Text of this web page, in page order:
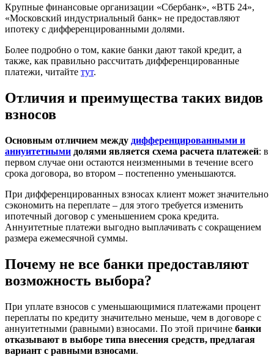
Крупные финансовые организации «Сбербанк», «ВТБ 24»,
«Московский индустриальный банк» не предоставляют
ипотеку с дифференцированными долями.
Более подробно о том, какие банки дают такой кредит, а
также, как правильно рассчитать дифференцированные
платежи, читайте тут.
Отличия и преимущества таких видов
взносов
Основным отличием между дифференцированными и
аннуитетными долями является схема расчета платежей: в
первом случае они остаются неизменными в течение всего
срока договора, во втором – постепенно уменьшаются.
При дифференцированных взносах клиент может значительно
сэкономить на переплате – для этого требуется изменить
ипотечный договор с уменьшением срока кредита.
Аннуитетные платежи выгодно выплачивать с сокращением
размера ежемесячной суммы.
Почему не все банки предоставляют
возможность выбора?
При уплате взносов с уменьшающимися платежами процент
переплаты по кредиту значительно меньше, чем в договоре с
аннуитетными (равными) взносами. По этой причине банки
отказывают в выборе типа внесения средств, предлагая
вариант с равными взносами.